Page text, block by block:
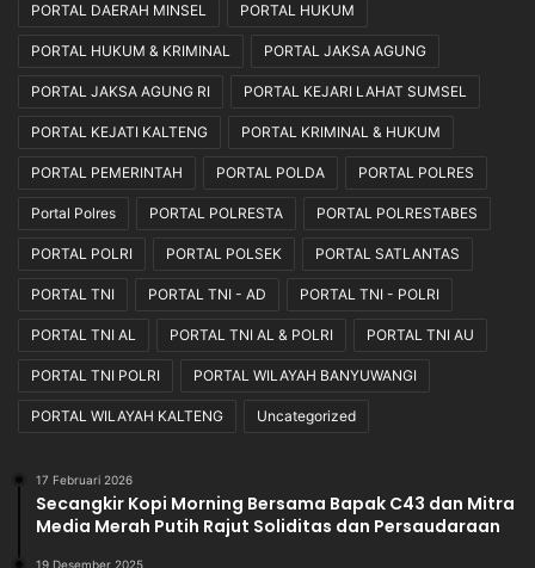
PORTAL DAERAH MINSEL PORTAL HUKUM
PORTAL HUKUM & KRIMINAL PORTAL JAKSA AGUNG
PORTAL JAKSA AGUNG RI PORTAL KEJARI LAHAT SUMSEL
PORTAL KEJATI KALTENG PORTAL KRIMINAL & HUKUM
PORTAL PEMERINTAH PORTAL POLDA PORTAL POLRES
Portal Polres PORTAL POLRESTA PORTAL POLRESTABES
PORTAL POLRI PORTAL POLSEK PORTAL SATLANTAS
PORTAL TNI PORTAL TNI - AD PORTAL TNI - POLRI
PORTAL TNI AL PORTAL TNI AL & POLRI PORTAL TNI AU
PORTAL TNI POLRI PORTAL WILAYAH BANYUWANGI
PORTAL WILAYAH KALTENG Uncategorized
17 Februari 2026
Secangkir Kopi Morning Bersama Bapak C43 dan Mitra
Media Merah Putih Rajut Soliditas dan Persaudaraan
19 Desember 2025